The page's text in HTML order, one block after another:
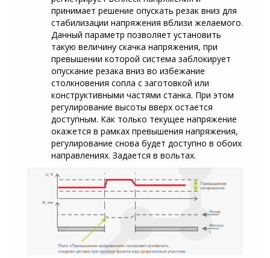
принимает решение опускать резак вниз для
стабилизации напряжения вблизи желаемого.
Данный параметр позволяет установить
такую величину скачка напряжения, при
превышении которой система заблокирует
опускание резака вниз во избежание
столкновения сопла с заготовкой или
конструктивными частями станка. При этом
регулирование высоты вверх остается
доступным. Как только текущее напряжение
окажется в рамках превышения напряжения,
регулирование снова будет доступно в обоих
направлениях. Задается в вольтах.